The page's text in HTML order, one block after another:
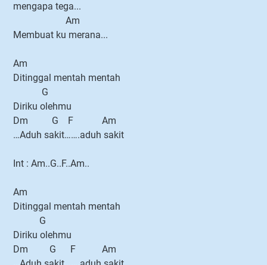
mengapa tega...
Am
Membuat ku merana...
Am
Ditinggal mentah mentah
G
Diriku olehmu
Dm G F Am
…Aduh sakit…….aduh sakit
Int : Am..G..F..Am..
Am
Ditinggal mentah mentah
G
Diriku olehmu
Dm G F Am